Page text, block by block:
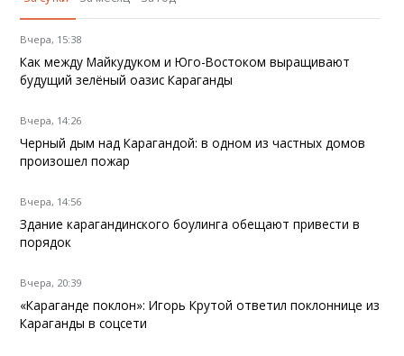
Вчера, 15:38
Как между Майкудуком и Юго-Востоком выращивают
будущий зелёный оазис Караганды
Вчера, 14:26
Черный дым над Карагандой: в одном из частных домов
произошел пожар
Вчера, 14:56
Здание карагандинского боулинга обещают привести в
порядок
Вчера, 20:39
«Караганде поклон»: Игорь Крутой ответил поклоннице из
Караганды в соцсети